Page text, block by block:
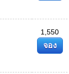
1,550
จอง